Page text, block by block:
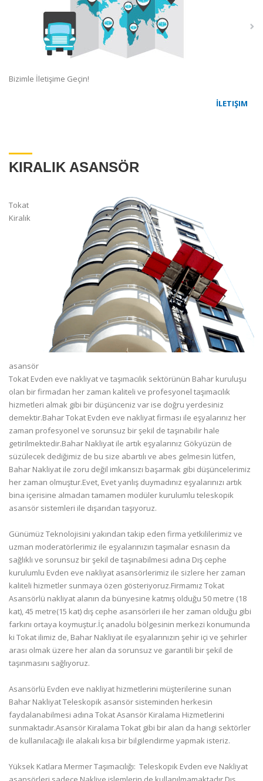
Bizimle İletişime Geçin!
İLETIŞIM
KIRALIK ASANSÖR
Tokat
Kiralık
asansör
Tokat Evden eve nakliyat ve taşımacılık sektörünün Bahar kuruluşu
olan bir firmadan her zaman kaliteli ve profesyonel taşımacılık
hizmetleri almak gibi bir düşünceniz var ise doğru yerdesiniz
demektir.Bahar Tokat Evden eve nakliyat firması ile eşyalarınız her
zaman profesyonel ve sorunsuz bir şekil de taşınabilir hale
getirilmektedir.Bahar Nakliyat ile artık eşyalarınız Gökyüzün de
süzülecek dediğimiz de bu size abartılı ve abes gelmesin lütfen,
Bahar Nakliyat ile zoru değil imkansızı başarmak gibi düşüncelerimiz
her zaman olmuştur.Evet, Evet yanlış duymadınız eşyalarınızı artık
bina içerisine almadan tamamen modüler kurulumlu teleskopik
asansör sistemleri ile dışarıdan taşıyoruz.
Günümüz Teknolojisini yakından takip eden firma yetkililerimiz ve
uzman moderatörlerimiz ile eşyalarınızın taşımalar esnasın da
sağlıklı ve sorunsuz bir şekil de taşınabilmesi adına Dış cephe
kurulumlu Evden eve nakliyat asansörlerimiz ile sizlere her zaman
kaliteli hizmetler sunmaya özen gösteriyoruz.Firmamız Tokat
Asansörlü nakliyat alanın da bünyesine katmış olduğu 50 metre (18
kat), 45 metre(15 kat) dış cephe asansörleri ile her zaman olduğu gibi
farkını ortaya koymuştur.İç anadolu bölgesinin merkezi konumunda
ki Tokat ilimiz de, Bahar Nakliyat ile eşyalarınızın şehir içi ve şehirler
arası olmak üzere her alan da sorunsuz ve garantili bir şekil de
taşınmasını sağlıyoruz.
Asansörlü Evden eve nakliyat hizmetlerini müşterilerine sunan
Bahar Nakliyat Teleskopik asansör sisteminden herkesin
faydalanabilmesi adına Tokat Asansör Kiralama Hizmetlerini
sunmaktadır.Asansör Kiralama Tokat gibi bir alan da hangi sektörler
de kullanılacağı ile alakalı kısa bir bilgilendirme yapmak isteriz.
Yüksek Katlara Mermer Taşımacılığı: Teleskopik Evden eve Nakliyat